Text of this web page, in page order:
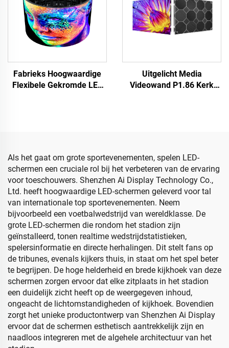
Fabrieks Hoogwaardige
Flexibele Gekromde LED
Uitgelicht Media
Videowand P1.86 Kerk
Als het gaat om grote sportevenementen, spelen LED-
schermen een cruciale rol bij het verbeteren van de ervaring
voor toeschouwers. Shenzhen Ai Display Technology Co.,
Ltd. heeft hoogwaardige LED-schermen geleverd voor tal
van internationale top sportevenementen. Neem
bijvoorbeeld een voetbalwedstrijd van wereldklasse. De
grote LED-schermen die rondom het stadion zijn
geïnstalleerd, tonen realtime wedstrijdstatistieken,
spelersinformatie en directe herhalingen. Dit stelt fans op
de tribunes, evenals kijkers thuis, in staat om het spel beter
te begrijpen. De hoge helderheid en brede kijkhoek van deze
schermen zorgen ervoor dat elke zitplaats in het stadion
een duidelijk zicht heeft op de weergegeven inhoud,
ongeacht de lichtomstandigheden of kijkhoek. Bovendien
zorgt het unieke productontwerp van Shenzhen Ai Display
ervoor dat de schermen esthetisch aantrekkelijk zijn en
naadloos integreren met de algehele architectuur van het